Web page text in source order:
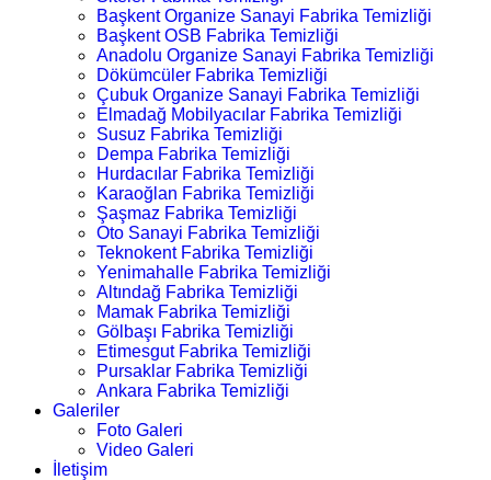
Başkent Organize Sanayi Fabrika Temizliği
Başkent OSB Fabrika Temizliği
Anadolu Organize Sanayi Fabrika Temizliği
Dökümcüler Fabrika Temizliği
Çubuk Organize Sanayi Fabrika Temizliği
Elmadağ Mobilyacılar Fabrika Temizliği
Susuz Fabrika Temizliği
Dempa Fabrika Temizliği
Hurdacılar Fabrika Temizliği
Karaoğlan Fabrika Temizliği
Şaşmaz Fabrika Temizliği
Oto Sanayi Fabrika Temizliği
Teknokent Fabrika Temizliği
Yenimahalle Fabrika Temizliği
Altındağ Fabrika Temizliği
Mamak Fabrika Temizliği
Gölbaşı Fabrika Temizliği
Etimesgut Fabrika Temizliği
Pursaklar Fabrika Temizliği
Ankara Fabrika Temizliği
Galeriler
Foto Galeri
Video Galeri
İletişim